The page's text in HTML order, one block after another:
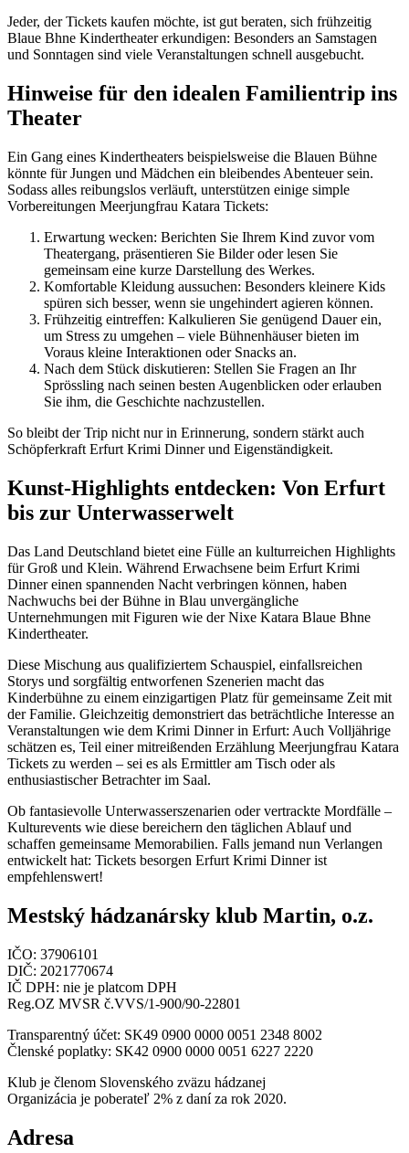
Jeder, der Tickets kaufen möchte, ist gut beraten, sich frühzeitig
Blaue Bhne Kindertheater erkundigen: Besonders an Samstagen
und Sonntagen sind viele Veranstaltungen schnell ausgebucht.
Hinweise für den idealen Familientrip ins
Theater
Ein Gang eines Kindertheaters beispielsweise die Blauen Bühne
könnte für Jungen und Mädchen ein bleibendes Abenteuer sein.
Sodass alles reibungslos verläuft, unterstützen einige simple
Vorbereitungen Meerjungfrau Katara Tickets:
Erwartung wecken: Berichten Sie Ihrem Kind zuvor vom
Theatergang, präsentieren Sie Bilder oder lesen Sie
gemeinsam eine kurze Darstellung des Werkes.
Komfortable Kleidung aussuchen: Besonders kleinere Kids
spüren sich besser, wenn sie ungehindert agieren können.
Frühzeitig eintreffen: Kalkulieren Sie genügend Dauer ein,
um Stress zu umgehen – viele Bühnenhäuser bieten im
Voraus kleine Interaktionen oder Snacks an.
Nach dem Stück diskutieren: Stellen Sie Fragen an Ihr
Sprössling nach seinen besten Augenblicken oder erlauben
Sie ihm, die Geschichte nachzustellen.
So bleibt der Trip nicht nur in Erinnerung, sondern stärkt auch
Schöpferkraft Erfurt Krimi Dinner und Eigenständigkeit.
Kunst-Highlights entdecken: Von Erfurt
bis zur Unterwasserwelt
Das Land Deutschland bietet eine Fülle an kulturreichen Highlights
für Groß und Klein. Während Erwachsene beim Erfurt Krimi
Dinner einen spannenden Nacht verbringen können, haben
Nachwuchs bei der Bühne in Blau unvergängliche
Unternehmungen mit Figuren wie der Nixe Katara Blaue Bhne
Kindertheater.
Diese Mischung aus qualifiziertem Schauspiel, einfallsreichen
Storys und sorgfältig entworfenen Szenerien macht das
Kinderbühne zu einem einzigartigen Platz für gemeinsame Zeit mit
der Familie. Gleichzeitig demonstriert das beträchtliche Interesse an
Veranstaltungen wie dem Krimi Dinner in Erfurt: Auch Volljährige
schätzen es, Teil einer mitreißenden Erzählung Meerjungfrau Katara
Tickets zu werden – sei es als Ermittler am Tisch oder als
enthusiastischer Betrachter im Saal.
Ob fantasievolle Unterwasserszenarien oder vertrackte Mordfälle –
Kulturevents wie diese bereichern den täglichen Ablauf und
schaffen gemeinsame Memorabilien. Falls jemand nun Verlangen
entwickelt hat: Tickets besorgen Erfurt Krimi Dinner ist
empfehlenswert!
Mestský hádzanársky klub Martin, o.z.
IČO: 37906101
DIČ: 2021770674
IČ DPH: nie je platcom DPH
Reg.OZ MVSR č.VVS/1-900/90-22801
Transparentný účet: SK49 0900 0000 0051 2348 8002
Členské poplatky: SK42 0900 0000 0051 6227 2220
Klub je členom Slovenského zväzu hádzanej
Organizácia je poberateľ 2% z daní za rok 2020.
Adresa